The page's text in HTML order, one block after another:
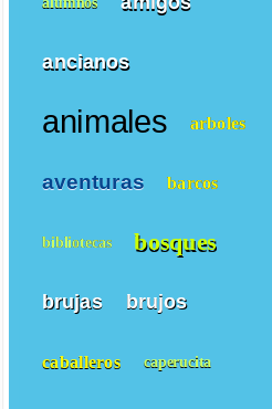
ancianos
animales arboles
aventuras barcos
bibliotecas bosques
brujas brujos
caballeros caperucita